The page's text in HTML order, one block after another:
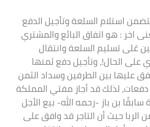
استلام السلعة وتأجيل الدفع
اخر : هو اتفاق البائع والمشتري
عَلى تسليم السلعة وانتقال
على الحال!، وتأجيل دفع ثمنها
عليها بين الطرفين وسداد الثمن
دفعات، لذلك قد أجاز مفتي المملكة
سابقًا بن باز -رحمه الله- بيع الأجل
الربا حيث أن التاجر قد وافق على